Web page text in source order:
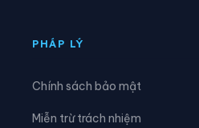
Xã Ea Ktur
PHÁP LÝ
Chính sách bảo mật
Miễn trừ trách nhiệm